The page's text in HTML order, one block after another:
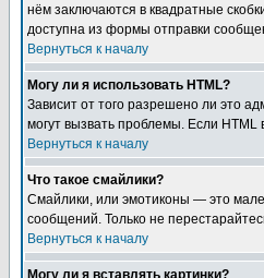
нём заключаются в квадратные
доступна из формы отправки
Вернуться к началу
Могу ли я использовать HTML?
Зависит от того разрешено ли это
могут вызвать проблемы. Если
Вернуться к началу
Что такое смайлики?
Смайлики, или эмотиконы — это
сообщений. Только не
Вернуться к началу
Могу ли я вставлять картинки?